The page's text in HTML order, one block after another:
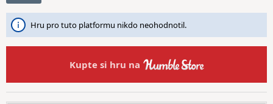
Hru pro tuto platformu nikdo neohodnotil.
Kupte si hru na